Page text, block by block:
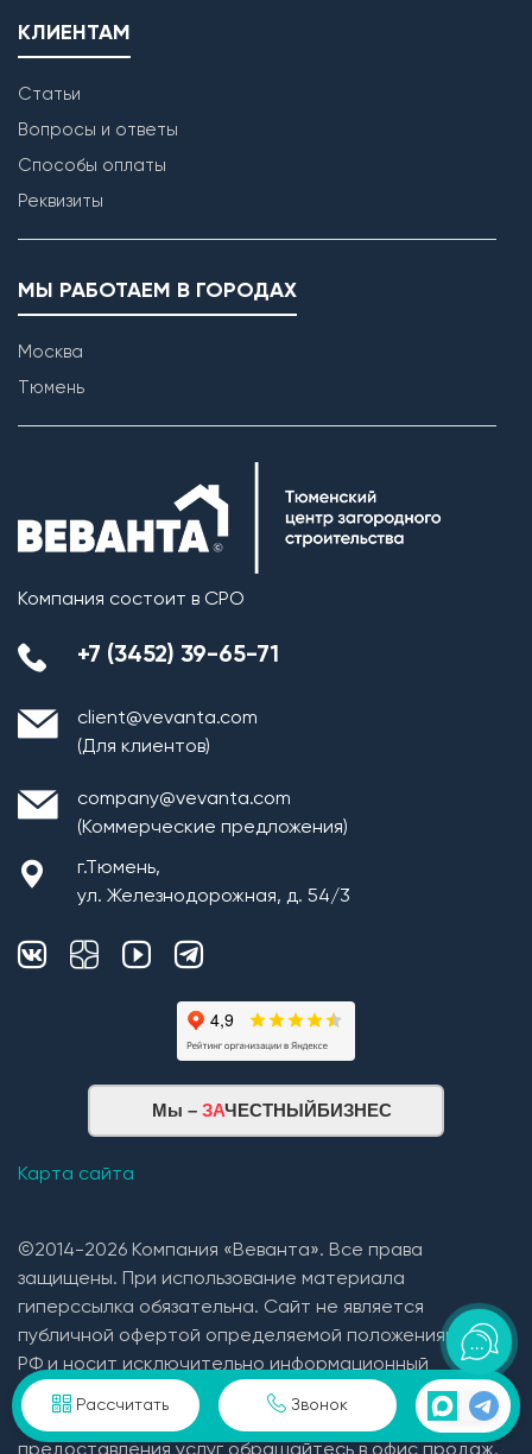
Рассчитать Звонок
КЛИЕНТАМ
Статьи
Вопросы и ответы
Способы оплаты
Реквизиты
МЫ РАБОТАЕМ В ГОРОДАХ
Москва
Тюмень
Компания состоит в СРО
+7 (3452) 39-65-71
client@vevanta.com
(Для клиентов)
company@vevanta.com
(Коммерческие предложения)
г.Тюмень,
ул. Железнодорожная, д. 54/3
Мы – ЗАЧЕСТНЫЙБИЗНЕС
Карта сайта
©2014-2026 Компания «Веванта». Все права
защищены. При использование материала
гиперссылка обязательна. Сайт не является
публичной офертой определяемой положениями ГК
РФ и носит исключительно информационный
характер. Для получения подробной информации о
ценах на дома, стоимости, видах и условий
предоставления услуг обращайтесь в офис продаж.